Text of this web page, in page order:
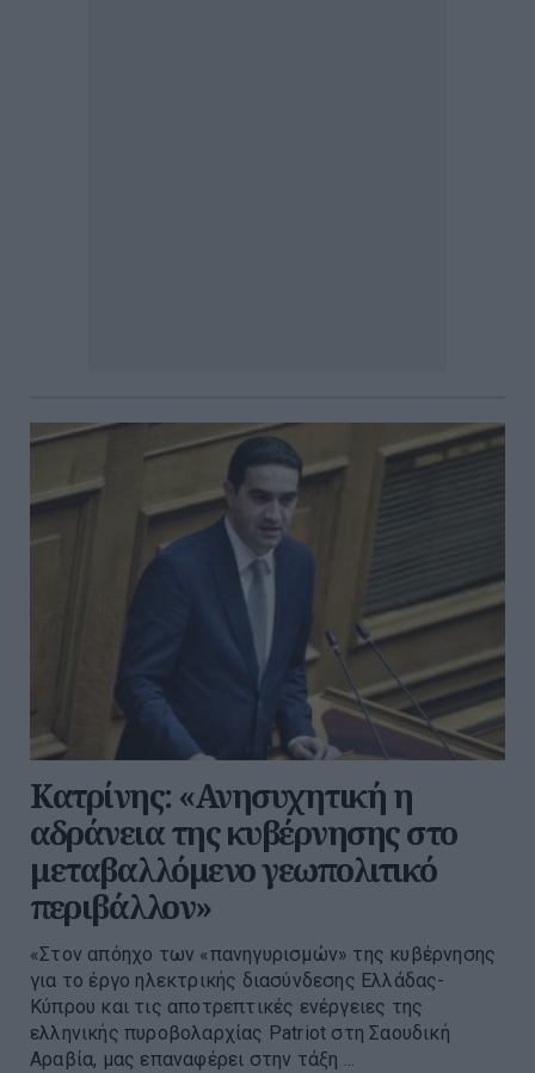
Κατρίνης: «Ανησυχητική η
αδράνεια της κυβέρνησης στο
μεταβαλλόμενο γεωπολιτικό
περιβάλλον»
«Στον απόηχο των «πανηγυρισμών» της κυβέρνησης
για το έργο ηλεκτρικής διασύνδεσης Ελλάδας-
Κύπρου και τις αποτρεπτικές ενέργειες της
ελληνικής πυροβολαρχίας Patriot στη Σαουδική
Αραβία, μας επαναφέρει στην τάξη ...